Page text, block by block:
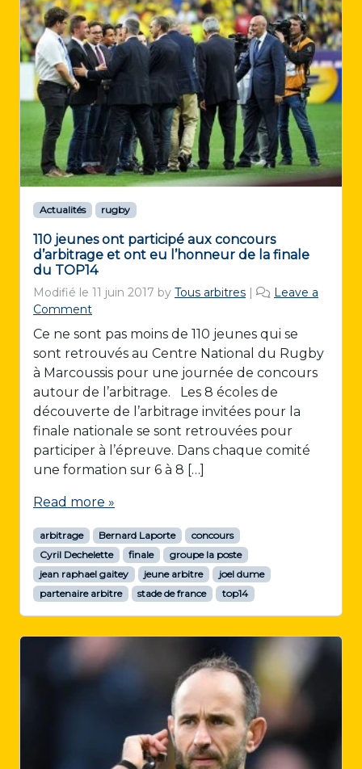
Actualités rugby
110 jeunes ont participé aux concours
d’arbitrage et ont eu l’honneur de la finale
du TOP14
Modifié le 11 juin 2017 by Tous arbitres |
Leave a
Comment
Ce ne sont pas moins de 110 jeunes qui se
sont retrouvés au Centre National du Rugby
à Marcoussis pour une journée de concours
autour de l’arbitrage. Les 8 écoles de
découverte de l’arbitrage invitées pour la
finale nationale se sont retrouvées pour
participer à l’épreuve. Dans chaque comité
une formation sur 6 à 8 […]
Read more »
arbitrage Bernard Laporte
concours
Cyril Dechelette
finale
groupe la poste
jean raphael gaitey
jeune arbitre
joel dume
partenaire arbitre
stade de france top14